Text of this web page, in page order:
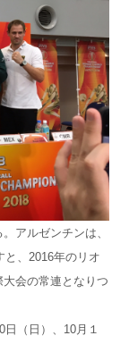
アルゼンチンは、
と、2016年のリオ
会の常連となりつ
（日）、10月１